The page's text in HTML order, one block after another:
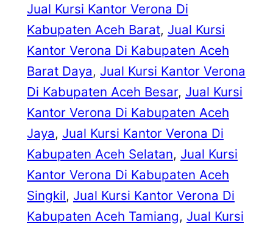
Jual Kursi Kantor Verona Di
Kabupaten Aceh Barat, Jual Kursi
Kantor Verona Di Kabupaten Aceh
Barat Daya, Jual Kursi Kantor Verona
Di Kabupaten Aceh Besar, Jual Kursi
Kantor Verona Di Kabupaten Aceh
Jaya, Jual Kursi Kantor Verona Di
Kabupaten Aceh Selatan, Jual Kursi
Kantor Verona Di Kabupaten Aceh
Singkil, Jual Kursi Kantor Verona Di
Kabupaten Aceh Tamiang, Jual Kursi